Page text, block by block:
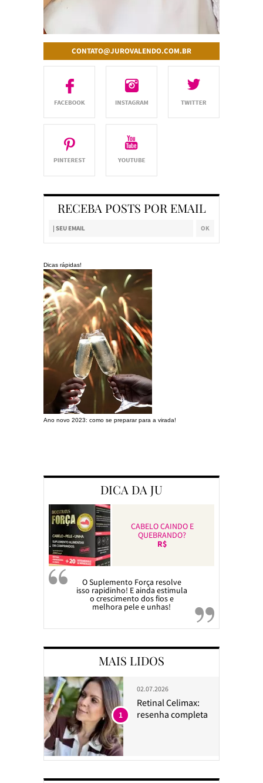
CONTATO@JUROVALENDO.COM.BR
RECEBA POSTS POR EMAIL
Dicas rápidas!
Ano novo 2023: como se preparar para a virada!
DICA DA JU
CABELO CAINDO E
QUEBRANDO?
R$
O Suplemento Força resolve
isso rapidinho! E ainda estimula
o crescimento dos fios e
melhora pele e unhas!
MAIS LIDOS
02.07.2026
Retinal Celimax:
resenha completa
1